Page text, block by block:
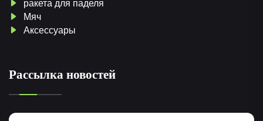
ракета для паделя
Мяч
Аксессуары
Рассылка новостей